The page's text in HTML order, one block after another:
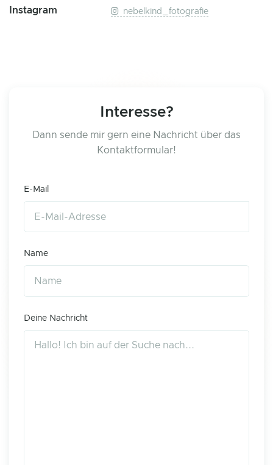
Instagram nebelkind_fotografie
Interesse?
Dann sende mir gern eine Nachricht über das
Kontaktformular!
E-Mail
Name
Deine Nachricht